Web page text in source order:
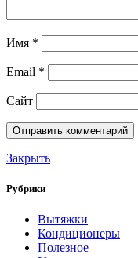
Имя *
Email *
Сайт
Закрыть
Рубрики
Вытяжки
Кондиционеры
Полезное